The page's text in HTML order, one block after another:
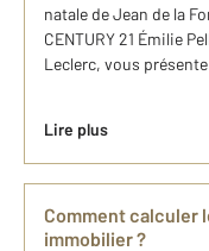
natale de Jean de la
CENTURY 21 Émilie
Leclerc, vous
Lire plus
Comment calculer
immobilier ?